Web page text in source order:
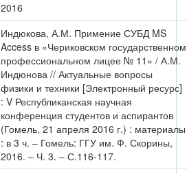
2016
Индюкова, А.М. Примение СУБД MS
Access в «Чериковском государственном
профессиональном лицее № 11» / А.М.
Индюнова // Актуальные вопросы
физики и техники [Электронный ресурс]
: V Республиканская научная
конференция студентов и аспирантов
(Гомель, 21 апреля 2016 г.) : материалы
: в 3 ч. – Гомель: ГГУ им. Ф. Скорины,
2016. – Ч. 3. – С.116-117.